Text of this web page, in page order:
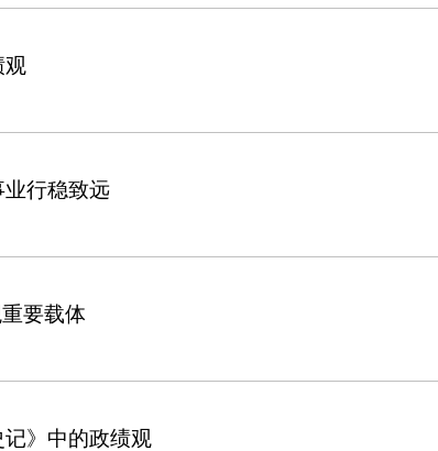
观
行稳致远
要载体
》中的政绩观